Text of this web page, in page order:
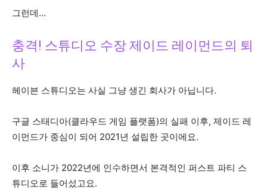
그런데…
충격! 스튜디오 수장 제이드 레이먼드의 퇴
사
헤이븐 스튜디오는 사실 그냥 생긴 회사가 아닙니다.
구글 스태디아(클라우드 게임 플랫폼)의 실패 이후, 제이드 레
이먼드가 중심이 되어 2021년 설립한 곳이에요.
이후 소니가 2022년에 인수하면서 본격적인 퍼스트 파티 스
튜디오로 들어섰고요.